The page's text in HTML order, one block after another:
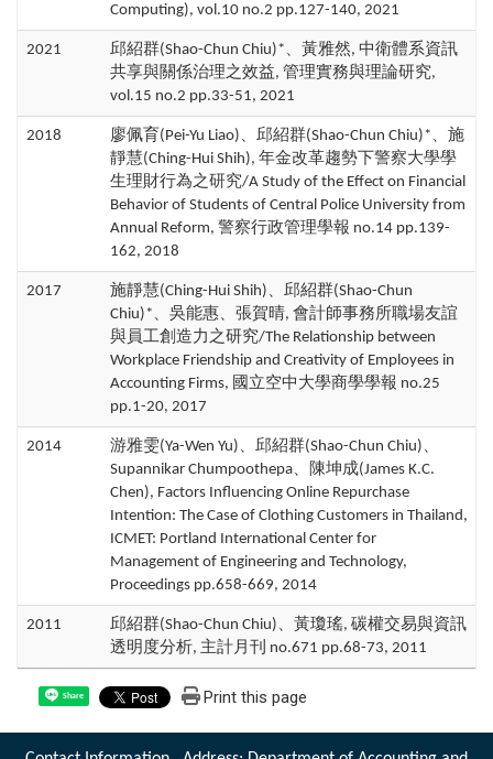
Computing), vol.10 no.2 pp.127-140, 2021
2021
邱紹群(Shao-Chun Chiu)*、黃雅然, 中衛體系資訊
共享與關係治理之效益, 管理實務與理論研究,
vol.15 no.2 pp.33-51, 2021
2018
廖佩育(Pei-Yu Liao)、邱紹群(Shao-Chun Chiu)*、施
靜慧(Ching-Hui Shih), 年金改革趨勢下警察大學學
生理財行為之研究/A Study of the Effect on Financial
Behavior of Students of Central Police University from
Annual Reform, 警察行政管理學報 no.14 pp.139-
162, 2018
2017
施靜慧(Ching-Hui Shih)、邱紹群(Shao-Chun
Chiu)*、吳能惠、張賀晴, 會計師事務所職場友誼
與員工創造力之研究/The Relationship between
Workplace Friendship and Creativity of Employees in
Accounting Firms, 國立空中大學商學學報 no.25
pp.1-20, 2017
2014
游雅雯(Ya-Wen Yu)、邱紹群(Shao-Chun Chiu)、
Supannikar Chumpoothepa、陳坤成(James K.C.
Chen), Factors Influencing Online Repurchase
Intention: The Case of Clothing Customers in Thailand,
ICMET: Portland International Center for
Management of Engineering and Technology,
Proceedings pp.658-669, 2014
2011
邱紹群(Shao-Chun Chiu)、黃瓊瑤, 碳權交易與資訊
透明度分析, 主計月刊 no.671 pp.68-73, 2011
Share Print this page